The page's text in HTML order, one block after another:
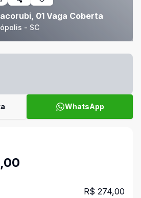
01 Vaga Coberta
- SC
WhatsApp
R$ 274,00